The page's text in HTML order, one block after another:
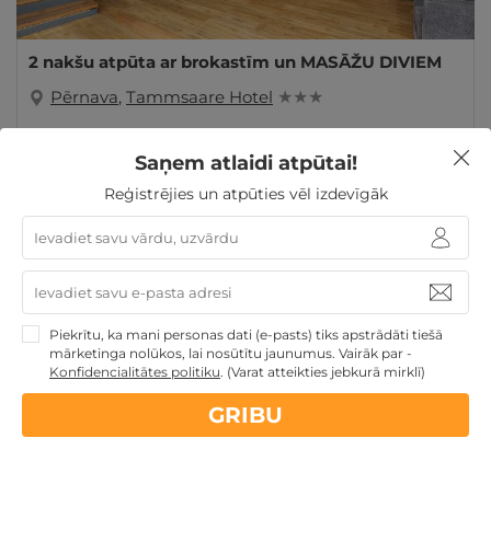
2 nakšu atpūta ar brokastīm un MASĀŽU DIVIEM
Pērnava, Tammsaare Hotel ★ ★ ★
Atpūta Lieldienu brīvdienās
Ģimenes atpūta
Romantiska atpūta pārim
apkalpošanas un administrācijas
Saņem atlaidi atpūtai!
Reģistrējies un atpūties vēl izdevīgāk
Piekrītu, ka mani personas dati (e-pasts) tiks apstrādāti tiešā
mārketinga nolūkos, lai nosūtītu jaunumus. Vairāk par -
Konfidencialitātes politiku. (Varat atteikties jebkurā mirklī)
GRIBU